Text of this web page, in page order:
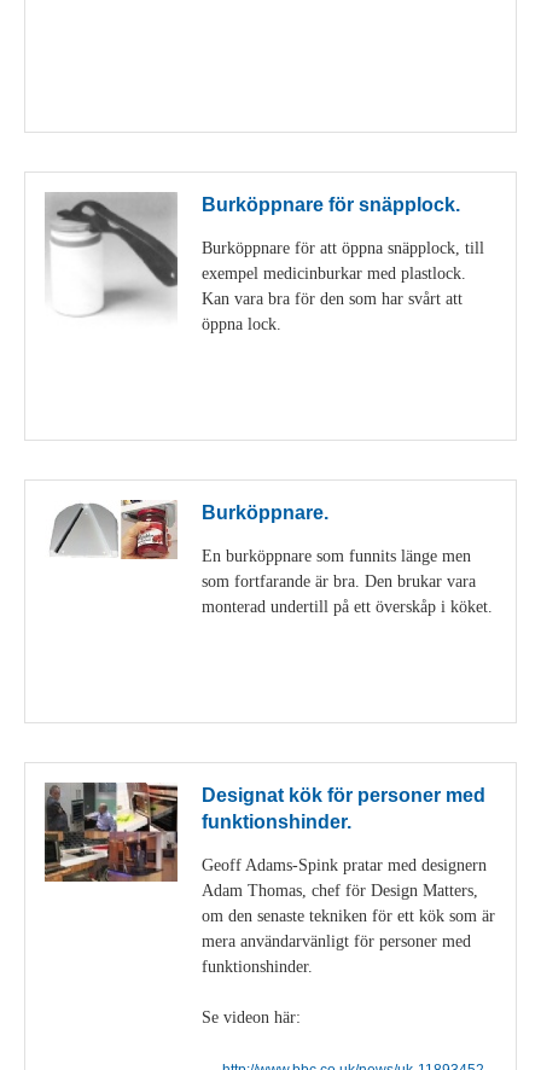
Burköppnare för snäpplock.
Burköppnare för att öppna snäpplock, till
exempel medicinburkar med plastlock.
Kan vara bra för den som har svårt att
öppna lock.
Burköppnare.
En burköppnare som funnits länge men
som fortfarande är bra. Den brukar vara
monterad undertill på ett överskåp i köket.
Designat kök för personer med
funktionshinder.
Geoff Adams-Spink pratar med designern
Adam Thomas, chef för Design Matters,
om den senaste tekniken för ett kök som är
mera användarvänligt för personer med
funktionshinder.
Se videon här: